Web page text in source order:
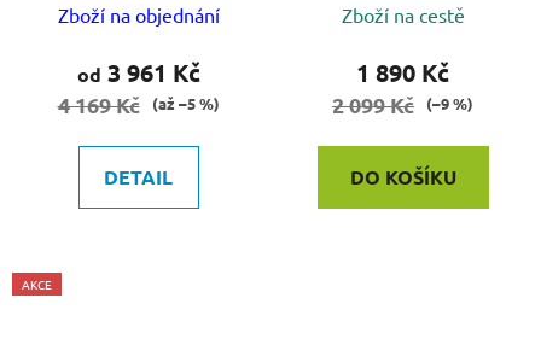
Zboží na objednání
od 3 961 Kč
4 169 Kč (až –5 %)
DETAIL
Zboží na cestě
1 890 Kč
2 099 Kč (–9 %)
DO KOŠÍKU
AKCE